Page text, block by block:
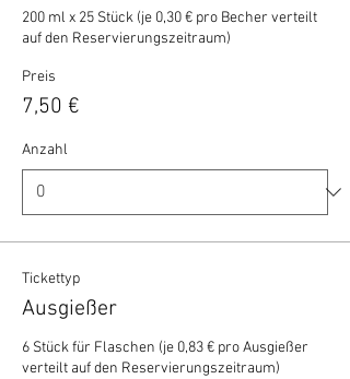
200 ml x 25 Stück (je 0,30 € pro Becher verteilt
auf den Reservierungszeitraum)
Preis
7,50 €
Anzahl
Tickettyp
Ausgießer
6 Stück für Flaschen (je 0,83 € pro Ausgießer
verteilt auf den Reservierungszeitraum)